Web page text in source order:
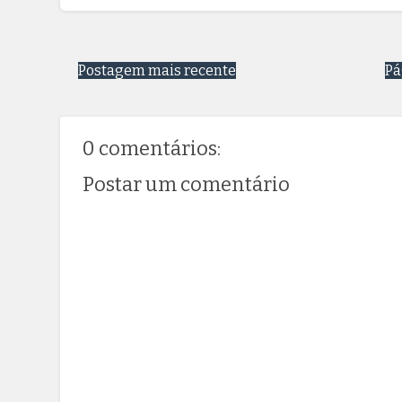
Postagem mais recente
0 comentários:
Postar um comentário